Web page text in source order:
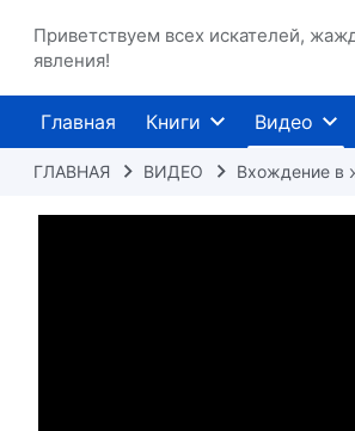
Приветствуем всех искателей,
явления!
Главная Книги Видео
ГЛАВНАЯ ВИДЕО Вхождение в